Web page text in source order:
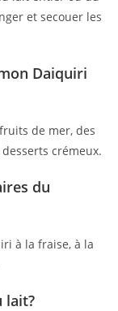
et secouer les
Daiquiri
de mer, des
crémeux.
du
à la fraise, à la
lait?